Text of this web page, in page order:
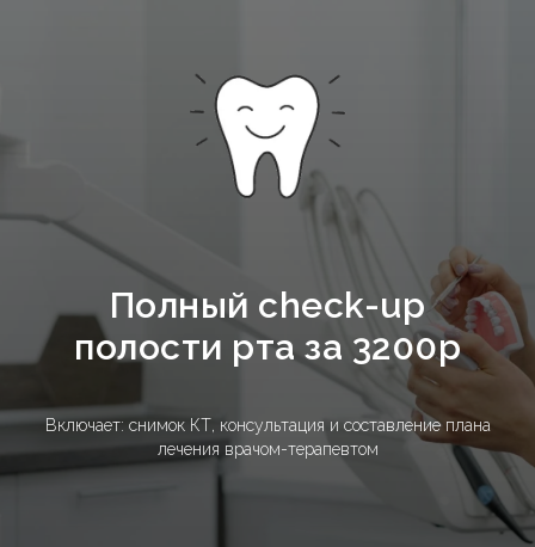
Полный check-up
полости рта за 3200р
Включает: снимок КТ, консультация и составление плана
лечения врачом-терапевтом